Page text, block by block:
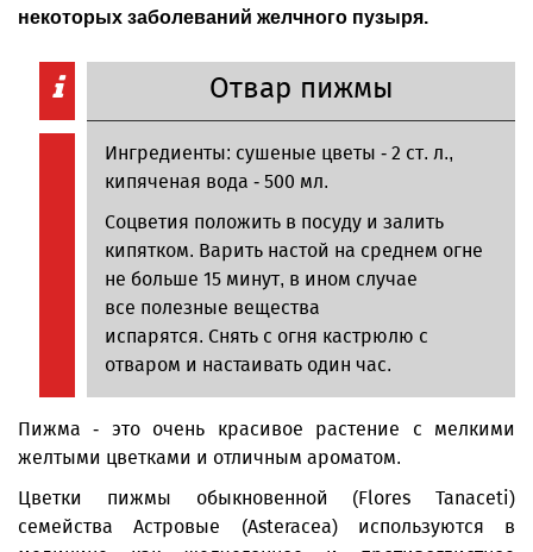
некоторых заболеваний желчного пузыря.
Отвар пижмы
Ингредиенты: сушеные цветы - 2 ст. л.,
кипяченая вода - 500 мл.
Соцветия положить в посуду и залить
кипятком. Варить настой на среднем огне
не больше 15 минут, в ином случае
все полезные вещества
испарятся. Снять с огня кастрюлю с
отваром и настаивать один час.
Пижма - это очень красивое растение с мелкими
желтыми цветками и отличным ароматом.
Цветки пижмы обыкновенной (Flores Tanaceti)
семейства Астровые (Asteracea) используются в